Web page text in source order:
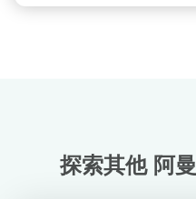
探索其他 阿曼